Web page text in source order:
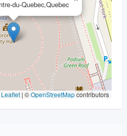
du-Quebec,Quebec
Leaflet | ©OpenStreetMapcontributors